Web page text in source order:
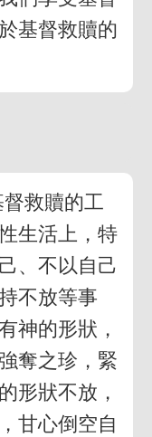
基督救贖的
救贖的工
生活上，特
、不以自己
不放等事
神的形狀，
奪之珍，緊
形狀不放，
甘心倒空自